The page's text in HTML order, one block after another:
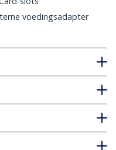
voedingsadapter